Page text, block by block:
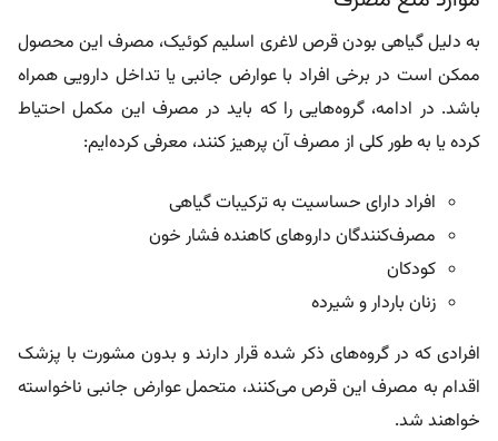
به دلیل گیاهی بودن قرص لاغری اسلیم کوئیک، مصرف این محصول
ممکن است در برخی افراد با عوارض جانبی یا تداخل دارویی همراه
باشد. در ادامه، گروه‌هایی را که باید در مصرف این مکمل احتیاط
کرده یا به طور کلی از مصرف آن پرهیز کنند، معرفی کرده‌ایم:
افراد دارای حساسیت به ترکیبات گیاهی
مصرف‌کنندگان داروهای کاهنده فشار خون
كودكان
زنان باردار و شیرده
افرادی که در گروه‌های ذکر شده قرار دارند و بدون مشورت با پزشک
اقدام به مصرف این قرص می‌کنند، متحمل عوارض جانبی ناخواسته
خواهند شد.